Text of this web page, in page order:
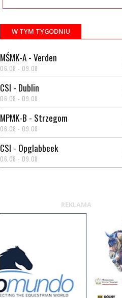
W TYM TYGODNIU
MŚMK-A - Verden
06.08 - 09.08
CSI - Dublin
06.08 - 09.08
MPMK-B - Strzegom
06.08 - 09.08
CSI - Opglabbeek
06.08 - 09.08
REKLAMA